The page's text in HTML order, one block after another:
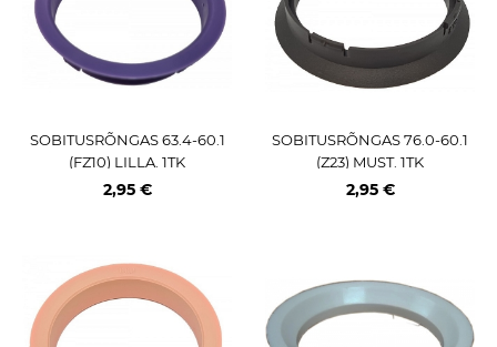
SOBITUSRÕNGAS 63.4-60.1
(FZ10) LILLA. 1TK
2,95 €
SOBITUSRÕNGAS 76.0-60.1
(Z23) MUST. 1TK
2,95 €